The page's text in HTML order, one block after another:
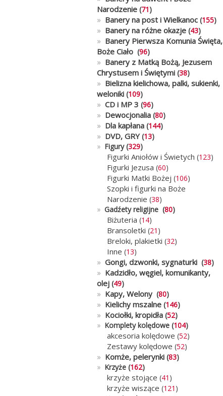
Narodzenie (71)
» Banery na post i Wielkanoc (155)
» Banery na różne okazje (43)
» Banery Pierwsza Komunia Święta,
Boże Ciało (96)
» Banery z Matką Bożą, Jezusem
Chrystusem i Świętymi (38)
» Bielizna kielichowa, palki, sukienki,
weloniki (109)
» CD i MP 3 (96)
» Dewocjonalia (80)
» Dla kapłana (144)
» DVD, GRY(13)
» Figury (329)
Figurki Aniołów i Świetych (123)
Figurki Jezusa (60)
Figurki Matki Bożej (106)
Szopki i figurki na Boże
Narodzenie (38)
» Gadźety religijne (80)
Biżuteria (14)
Bransoletki (21 )
Breloki, plakietki (32)
Inne (13)
» Gongi, dzwonki, sygnaturki (38)
» Kadzidło, węgiel, komunikanty,
olej (49)
» Kapy, Welony (80)
» Kielichy mszalne (146)
» Kociołki, kropidła (52)
» Komplety kolędowe (104)
akcesoria kolędowe (52)
Zestawy kolędowe (52)
» Komże, pelerynki (83)
» Krzyże (162)
krzyże stojące (41 )
krzyże wiszące (121 )